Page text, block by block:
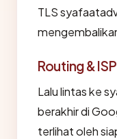
TLS
Routing & ISP
Lalu lintas ke
berakhir di
terlihat oleh